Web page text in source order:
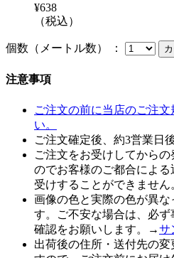
¥638
（税込）
個数（メートル数） ：
注意事項
ご注文の前に当店のご注
い。
ご注文確定後、約3営業日
ご注文をお受けしてから
のでお客様のご都合によ
受けすることができません
画像の色と実際の色が異な
す。ご不安な場合は、必
確認をお願いします。→サ
出荷後の住所・送付先の